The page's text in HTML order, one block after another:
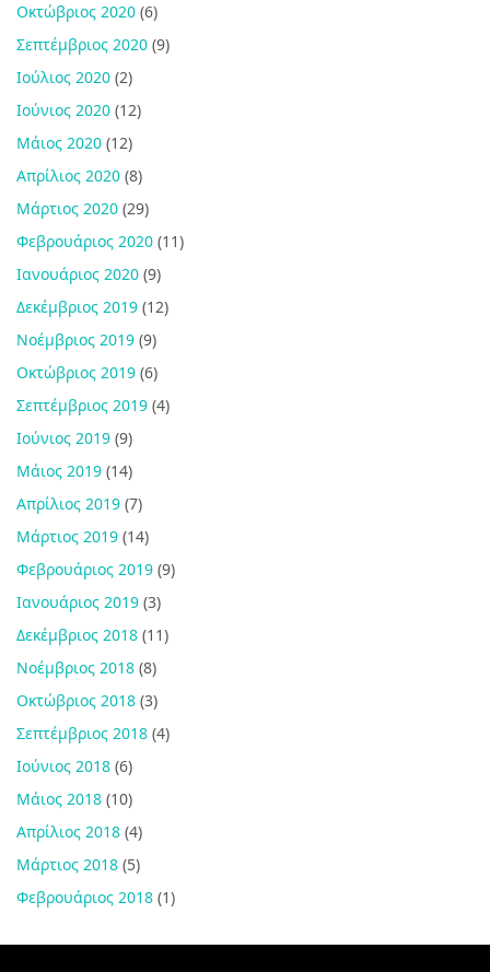
Οκτώβριος 2020 (6)
Σεπτέμβριος 2020 (9)
Ιούλιος 2020 (2)
Ιούνιος 2020 (12)
Μάιος 2020 (12)
Απρίλιος 2020 (8)
Μάρτιος 2020 (29)
Φεβρουάριος 2020 (11)
Ιανουάριος 2020 (9)
Δεκέμβριος 2019 (12)
Νοέμβριος 2019 (9)
Οκτώβριος 2019 (6)
Σεπτέμβριος 2019 (4)
Ιούνιος 2019 (9)
Μάιος 2019 (14)
Απρίλιος 2019 (7)
Μάρτιος 2019 (14)
Φεβρουάριος 2019 (9)
Ιανουάριος 2019 (3)
Δεκέμβριος 2018 (11)
Νοέμβριος 2018 (8)
Οκτώβριος 2018 (3)
Σεπτέμβριος 2018 (4)
Ιούνιος 2018 (6)
Μάιος 2018 (10)
Απρίλιος 2018 (4)
Μάρτιος 2018 (5)
Φεβρουάριος 2018 (1)